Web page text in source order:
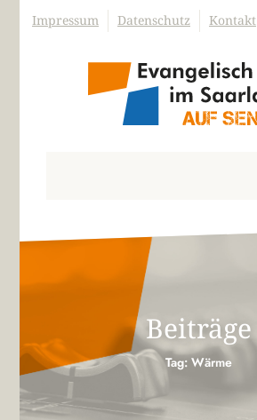
Impressum Datenschutz Kontakt
Beiträge
Tag: Wärme